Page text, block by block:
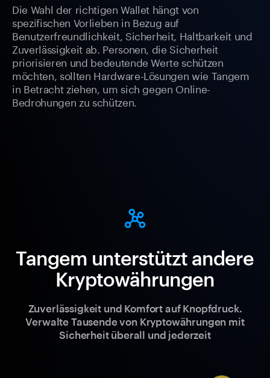
Die Wahl der richtigen Wallet hängt von
spezifischen Vorlieben in Bezug auf
Benutzerfreundlichkeit, Sicherheit, Haltbarkeit und
Zuverlässigkeit ab. Personen, die Sicherheit
priorisieren und bedeutende Werte schützen
möchten, sollten Hardware-Lösungen wie Tangem
in Betracht ziehen, um sich gegen Online-
Bedrohungen zu schützen.
Tangem unterstützt andere
Kryptowährungen
Zuverlässigkeit und Komfort auf Knopfdruck.
Verwalte Tausende von Kryptowährungen mit
Sicherheit überall und jederzeit